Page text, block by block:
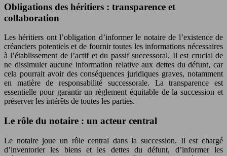
Obligations des héritiers : transparence et
collaboration
Les héritiers ont l’obligation d’informer le notaire de l’existence de
créanciers potentiels et de fournir toutes les informations nécessaires
à l’établissement de l’actif et du passif successoral. Il est crucial de
ne dissimuler aucune information relative aux dettes du défunt, car
cela pourrait avoir des conséquences juridiques graves, notamment
en matière de responsabilité successorale. La transparence est
essentielle pour garantir un règlement équitable de la succession et
préserver les intérêts de toutes les parties.
Le rôle du notaire : un acteur central
Le notaire joue un rôle central dans la succession. Il est chargé
d’inventorier les biens et les dettes du défunt, d’informer les